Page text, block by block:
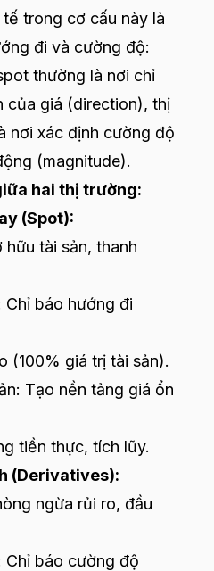
trong cơ cấu này là
đi và cường độ:
thường là nơi chỉ
của giá (direction), thị
nơi xác định cường độ
(magnitude).
hai thị trường:
(Spot):
hữu tài sản, thanh
Chỉ báo hướng đi
(100% giá trị tài sản).
Tạo nền tảng giá ổn
tiền thực, tích lũy.
(Derivatives):
ngừa rủi ro, đầu
Chỉ báo cường độ